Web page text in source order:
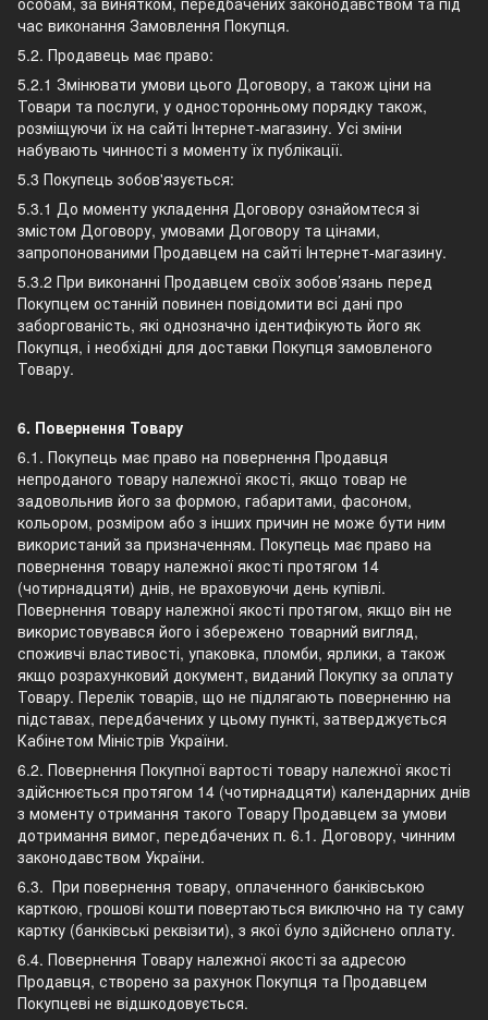
час виконання Замовлення Покупця.
5.2. Продавець має право:
5.2.1 Змінювати умови цього Договору, а також ціни на
Товари та послуги, у односторонньому порядку також,
розміщуючи їх на сайті Інтернет-магазину. Усі зміни
набувають чинності з моменту їх публікації.
5.3 Покупець зобов'язується:
5.3.1 До моменту укладення Договору ознайомтеся зі
змістом Договору, умовами Договору та цінами,
запропонованими Продавцем на сайті Інтернет-магазину.
5.3.2 При виконанні Продавцем своїх зобов’язань перед
Покупцем останній повинен повідомити всі дані про
заборгованість, які однозначно ідентифікують його як
Покупця, і необхідні для доставки Покупця замовленого
Товару.
6. Повернення Товару
6.1. Покупець має право на повернення Продавця
непроданого товару належної якості, якщо товар не
задовольнив його за формою, габаритами, фасоном,
кольором, розміром або з інших причин не може бути ним
використаний за призначенням. Покупець має право на
повернення товару належної якості протягом 14
(чотирнадцяти) днів, не враховуючи день купівлі.
Повернення товару належної якості протягом, якщо він не
використовувався його і збережено товарний вигляд,
споживчі властивості, упаковка, пломби, ярлики, а також
якщо розрахунковий документ, виданий Покупку за оплату
Товару. Перелік товарів, що не підлягають поверненню на
підставах, передбачених у цьому пункті, затверджується
Кабінетом Міністрів України.
6.2. Повернення Покупної вартості товару належної якості
здійснюється протягом 14 (чотирнадцяти) календарних днів
з моменту отримання такого Товару Продавцем за умови
дотримання вимог, передбачених п. 6.1. Договору, чинним
законодавством України.
6.3. При повернення товару, оплаченного банківською
карткою, грошові кошти повертаються виключно на ту саму
картку (банківські реквізити), з якої було здійснено оплату.
6.4. Повернення Товару належної якості за адресою
Продавця, створено за рахунок Покупця та Продавцем
Покупцеві не відшкодовується.